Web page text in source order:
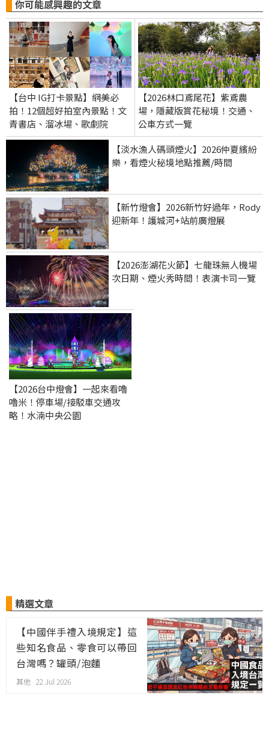
你可能感興趣的文章
【台中 IG打卡景點】網美必
拍！12個超好拍室內景點！文
青書店、溜冰場、歌劇院
【2026林口鳶尾花】紫鳶農
場，隱藏版賞花秘境！交通、
公車方式一覽
【淡水漁人碼頭煙火】2026仲夏繽紛
樂，看煙火秘境地點推薦/時間
【新竹燈會】2026新竹好過年，Rody
迎新年！護城河+站前廣燈展
【2026澎湖花火節】七龍珠無人機場
次日期、煙火秀時間！表演卡司一覽
【2026台中燈會】一起來看嚕
嚕米！停車場/接駁車交通攻
略！水湳中央公園
精選文章
【中國伴手禮入境規定】這
些知名食品、零食可以帶回
台灣嗎？罐頭/泡麵
其他 22 Jul 2026